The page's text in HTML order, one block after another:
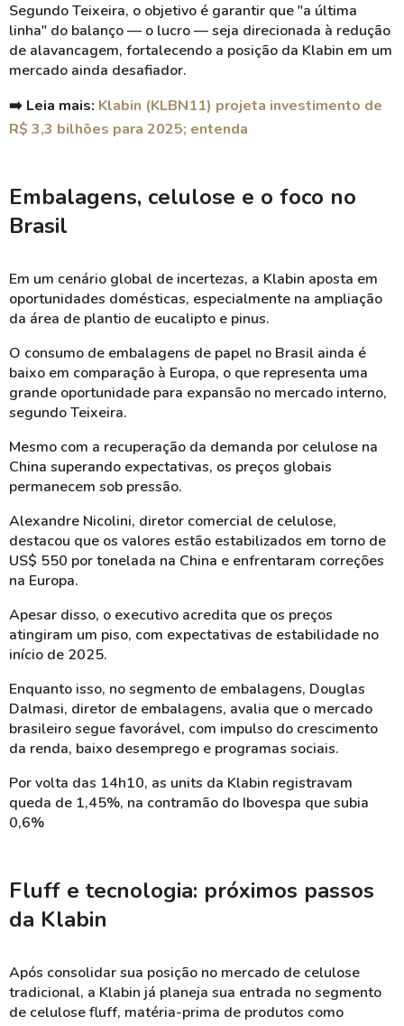
Segundo Teixeira, o objetivo é garantir que "a última
linha" do balanço — o lucro — seja direcionada à redução
de alavancagem, fortalecendo a posição da Klabin em um
mercado ainda desafiador.
➡️ Leia mais: Klabin (KLBN11) projeta investimento de
R$ 3,3 bilhões para 2025; entenda
Embalagens, celulose e o foco no
Brasil
Em um cenário global de incertezas, a Klabin aposta em
oportunidades domésticas, especialmente na ampliação
da área de plantio de eucalipto e pinus.
O consumo de embalagens de papel no Brasil ainda é
baixo em comparação à Europa, o que representa uma
grande oportunidade para expansão no mercado interno,
segundo Teixeira.
Mesmo com a recuperação da demanda por celulose na
China superando expectativas, os preços globais
permanecem sob pressão.
Alexandre Nicolini, diretor comercial de celulose,
destacou que os valores estão estabilizados em torno de
US$ 550 por tonelada na China e enfrentaram correções
na Europa.
Apesar disso, o executivo acredita que os preços
atingiram um piso, com expectativas de estabilidade no
início de 2025.
Enquanto isso, no segmento de embalagens, Douglas
Dalmasi, diretor de embalagens, avalia que o mercado
brasileiro segue favorável, com impulso do crescimento
da renda, baixo desemprego e programas sociais.
Por volta das 14h10, as units da Klabin registravam
queda de 1,45%, na contramão do Ibovespa que subia
0,6%
Fluff e tecnologia: próximos passos
da Klabin
Após consolidar sua posição no mercado de celulose
tradicional, a Klabin já planeja sua entrada no segmento
de celulose fluff, matéria-prima de produtos como